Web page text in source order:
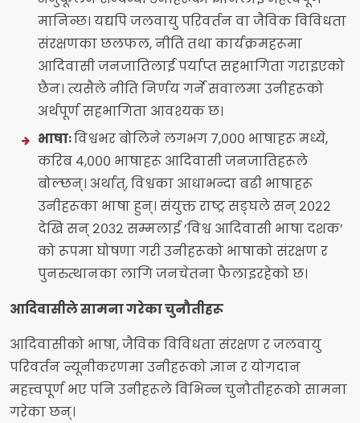
मानिन्छ। यद्यपि जलवायु परिवर्तन वा जैविक विविधता
संरक्षणका छलफल, नीति तथा कार्यक्रमहरूमा
आदिवासी जनजातिलाई पर्याप्त सहभागिता गराइएको
छैन। त्यसैले नीति निर्णय गर्ने सवालमा उनीहरूको
अर्थपूर्ण सहभागिता आवश्यक छ।
भाषाःविश्वभर बोलिने लगभग ७,००० भाषाहरू मध्ये,
करिब ४,००० भाषाहरू आदिवासी जनजातिहरूले
बोल्छन्। अर्थात्, विश्वका आधाभन्दा बढी भाषाहरू
उनीहरूका भाषा हुन्। संयुक्त राष्ट्र सङ्घले सन् २०२२
देखि सन् २०३२ सम्मलाई ’विश्व आदिवासी भाषा दशक’
को रूपमा घोषणा गरी उनीहरूको भाषाको संरक्षण र
पुनरुत्थानका लागि जनचेतना फैलाइरहेको छ।
आदिवासीले सामना गरेका चुनौतीहरू
आदिवासीको भाषा, जैविक विविधता संरक्षण र जलवायु
परिवर्तन न्यूनीकरणमा उनीहरूको ज्ञान र योगदान
महत्त्वपूर्ण भए पनि उनीहरूले विभिन्न चुनौतीहरूको सामना
गरेका छन्।